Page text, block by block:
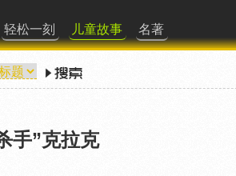
轻松一刻 儿童故事 名著
手”克拉克